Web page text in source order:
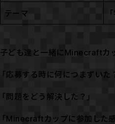
テーマ
子ども達と一緒にMinecraftカ
「応募する時に何につまずいた
「問題をどう解決した？」
「Minecraftカップに参加した